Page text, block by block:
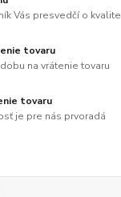
Vás presvedčí o kvalite
tovaru
na vrátenie tovaru
tovaru
je pre nás prvoradá